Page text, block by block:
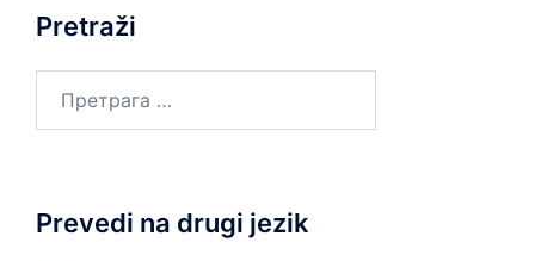
Pretraži
Prevedi na drugi jezik